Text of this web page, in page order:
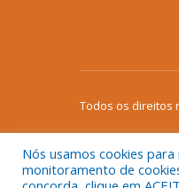
Todos os direitos
Nós usamos cookies
monitoramento de